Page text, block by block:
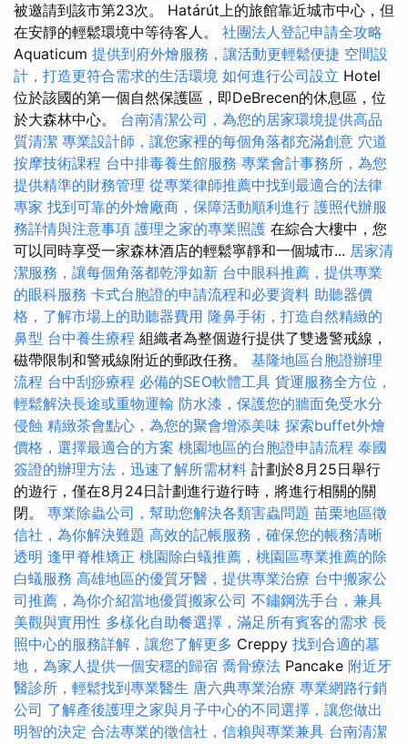
被邀請到該市第23次。 Határút上的旅館靠近城市中心，但
在安靜的輕鬆環境中等待客人。 社團法人登記申請全攻略
Aquaticum 提供到府外燴服務，讓活動更輕鬆便捷 空間設
計，打造更符合需求的生活環境 如何進行公司設立 Hotel
位於該國的第一個自然保護區，即DeBrecen的休息區，位
於大森林中心。 台南清潔公司，為您的居家環境提供高品
質清潔 專業設計師，讓您家裡的每個角落都充滿創意 穴道
按摩技術課程 台中排毒養生館服務 專業會計事務所，為您
提供精準的財務管理 從專業律師推薦中找到最適合的法律
專家 找到可靠的外燴廠商，保障活動順利進行 護照代辦服
務詳情與注意事項 護理之家的專業照護 在綜合大樓中，您
可以同時享受一家森林酒店的輕鬆寧靜和一個城市... 居家清
潔服務，讓每個角落都乾淨如新 台中眼科推薦，提供專業
的眼科服務 卡式台胞證的申請流程和必要資料 助聽器價
格，了解市場上的助聽器費用 隆鼻手術，打造自然精緻的
鼻型 台中養生療程 組織者為整個遊行提供了雙邊警戒線，
磁帶限制和警戒線附近的郵政任務。 基隆地區台胞證辦理
流程 台中刮痧療程 必備的SEO軟體工具 貨運服務全方位，
輕鬆解決長途或重物運輸 防水漆，保護您的牆面免受水分
侵蝕 精緻茶會點心，為您的聚會增添美味 探索buffet外燴
價格，選擇最適合的方案 桃園地區的台胞證申請流程 泰國
簽證的辦理方法，迅速了解所需材料 計劃於8月25日舉行
的遊行，僅在8月24日計劃進行遊行時，將進行相關的關
閉。 專業除蟲公司，幫助您解決各類害蟲問題 苗栗地區徵
信社，為你解決難題 高效的記帳服務，確保您的帳務清晰
透明 逢甲脊椎矯正 桃園除白蟻推薦，桃園區專業推薦的除
白蟻服務 高雄地區的優質牙醫，提供專業治療 台中搬家公
司推薦，為你介紹當地優質搬家公司 不鏽鋼洗手台，兼具
美觀與實用性 多樣化自助餐選擇，滿足所有賓客的需求 長
照中心的服務詳解，讓您了解更多 Creppy 找到合適的墓
地，為家人提供一個安穩的歸宿 喬骨療法 Pancake 附近牙
醫診所，輕鬆找到專業醫生 唐六典專業治療 專業網路行銷
公司 了解產後護理之家與月子中心的不同選擇，讓您做出
明智的決定 合法專業的徵信社，信賴與專業兼具 台南清潔